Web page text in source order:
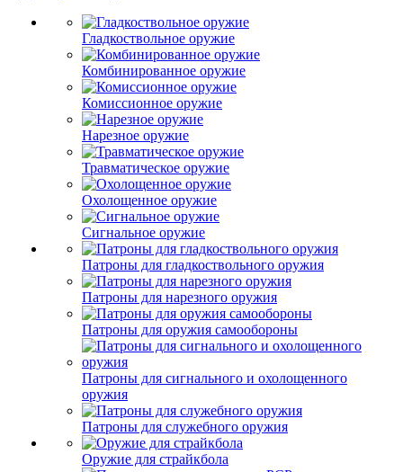
Гладкоствольное оружие
Комбинированное оружие
Комиссионное оружие
Нарезное оружие
Травматическое оружие
Охолощенное оружие
Сигнальное оружие
Патроны для гладкоствольного оружия
Патроны для нарезного оружия
Патроны для оружия самообороны
Патроны для сигнального и охолощенного
оружия
Патроны для служебного оружия
Оружие для страйкбола